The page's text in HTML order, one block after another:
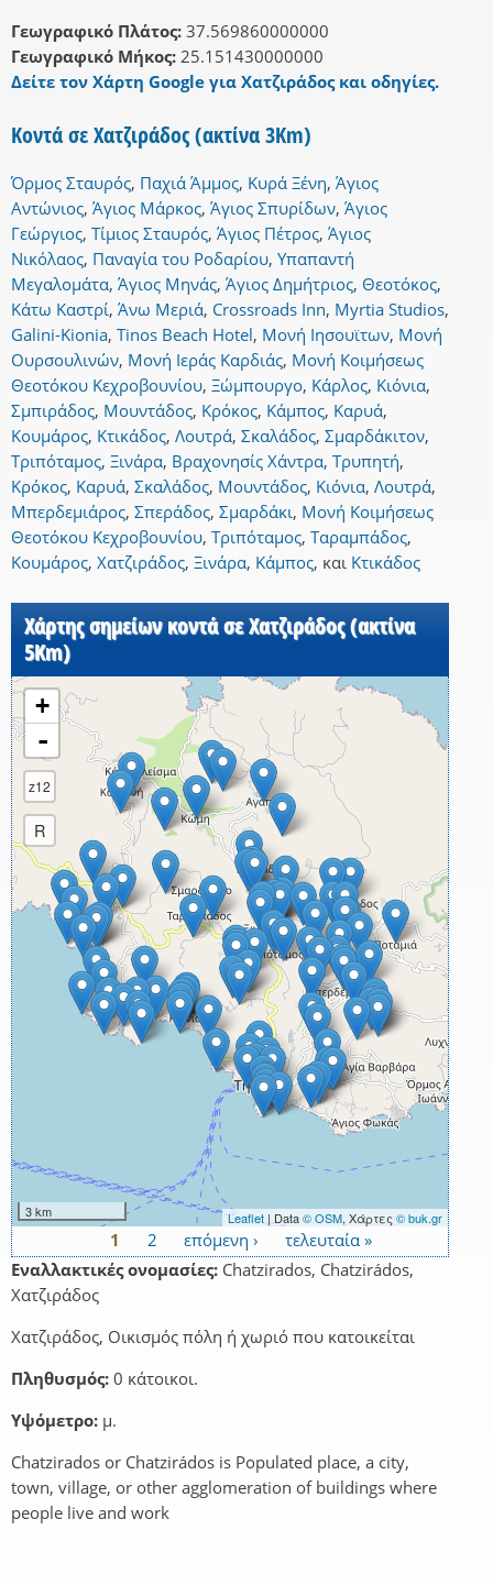
Γεωγραφικό Πλάτος: 37.569860000000
Γεωγραφικό Μήκος: 25.151430000000
Δείτε τον Χάρτη Google για Χατζιράδος και οδηγίες.
Κοντά σε Χατζιράδος (ακτίνα 3Km)
Όρμος Σταυρός, Παχιά Άμμος, Κυρά Ξένη, Άγιος
Αντώνιος, Άγιος Μάρκος, Άγιος Σπυρίδων, Άγιος
Γεώργιος, Τίμιος Σταυρός, Άγιος Πέτρος, Άγιος
Νικόλαος, Παναγία του Ροδαρίου, Υπαπαντή
Μεγαλομάτα, Άγιος Μηνάς, Άγιος Δημήτριος, Θεοτόκος,
Κάτω Καστρί, Άνω Μεριά, Crossroads Inn, Myrtia Studios,
Galini-Kionia, Tinos Beach Hotel, Μονή Ιησουϊτων, Μονή
Ουρσουλινών, Μονή Ιεράς Καρδιάς, Μονή Κοιμήσεως
Θεοτόκου Κεχροβουνίου, Ξώμπουργο, Κάρλος, Κιόνια,
Σμπιράδος, Μουντάδος, Κρόκος, Κάμπος, Καρυά,
Κουμάρος, Κτικάδος, Λουτρά, Σκαλάδος, Σμαρδάκιτον,
Τριπόταμος, Ξινάρα, Βραχονησίς Χάντρα, Τρυπητή,
Κρόκος, Καρυά, Σκαλάδος, Μουντάδος, Κιόνια, Λουτρά,
Μπερδεμιάρος, Σπεράδος, Σμαρδάκι, Μονή Κοιμήσεως
Θεοτόκου Κεχροβουνίου, Τριπόταμος, Ταραμπάδος,
Κουμάρος, Χατζιράδος, Ξινάρα, Κάμπος, και Κτικάδος
Χάρτης σημείων κοντά σε Χατζιράδος (ακτίνα
5Km)
+
-
z12
R
3 km Leaflet | Data© OSM, Χάρτες © buk.gr
Σελίδες
1 2 επόμενη ›
τελευταία »
Εναλλακτικές ονομασίες: Chatzirados, Chatzirádos,
Χατζιράδος
Χατζιράδος, Οικισμός πόλη ή χωριό που κατοικείται
Πληθυσμός: 0 κάτοικοι.
Υψόμετρο: μ.
Chatzirados or Chatzirádos is Populated place, a city,
town, village, or other agglomeration of buildings where
people live and work